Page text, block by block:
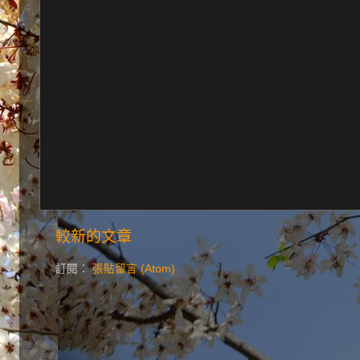
較新的文章
訂閱：張貼留言 (Atom)